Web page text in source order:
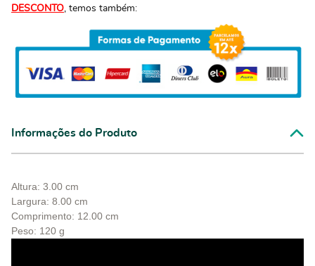
DESCONTO, temos também:
Informações do Produto
Altura: 3.00 cm
Largura: 8.00 cm
Comprimento: 12.00 cm
Peso: 120 g